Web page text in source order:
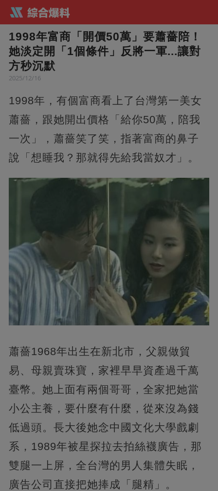
1998年富商「開價50萬」要蕭薔陪！
她淡定開「1個條件」反將一軍...讓對
方秒沉默
2025/12/16
1998年，有個富商看上了台灣第一美女
蕭薔，跟她開出價格「給你50萬，陪我
一次」，蕭薔笑了笑，指著富商的鼻子
說「想睡我？那就得先給我當奴才」。
蕭薔1968年出生在新北市，父親做貿
易、母親賣珠寶，家裡早早資產過千萬
臺幣。她上面有兩個哥哥，全家把她當
小公主養，要什麼有什麼，從來沒為錢
低過頭。長大後她念中國文化大學戲劇
系，1989年被星探拉去拍絲襪廣告，那
雙腿一上屏，全台灣的男人集體失眠，
廣告公司直接把她捧成「腿精」。